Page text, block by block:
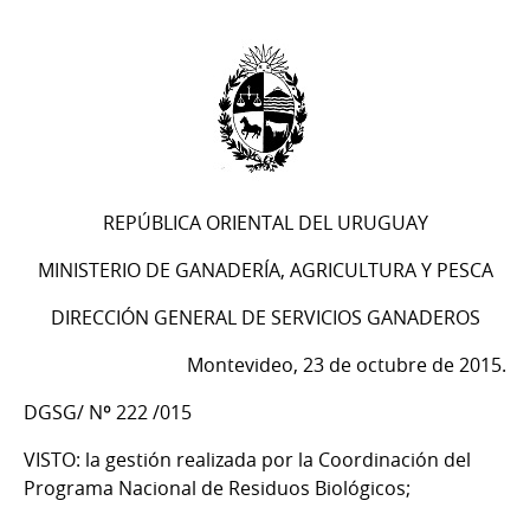
REPÚBLICA ORIENTAL DEL URUGUAY
MINISTERIO DE GANADERÍA, AGRICULTURA Y PESCA
DIRECCIÓN GENERAL DE SERVICIOS GANADEROS
Montevideo, 23 de octubre de 2015.
DGSG/ Nº 222 /015
VISTO: la gestión realizada por la Coordinación del
Programa Nacional de Residuos Biológicos;